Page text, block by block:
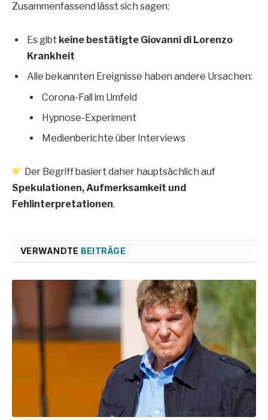
Zusammenfassend lässt sich sagen:
Es gibt keine bestätigte Giovanni di Lorenzo
Krankheit
Alle bekannten Ereignisse haben andere Ursachen:
Corona-Fall im Umfeld
Hypnose-Experiment
Medienberichte über Interviews
Der Begriff basiert daher hauptsächlich auf
Spekulationen, Aufmerksamkeit und
Fehlinterpretationen.
VERWANDTE BEITRÄGE